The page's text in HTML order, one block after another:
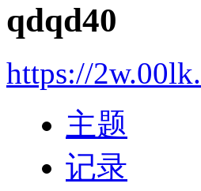
qdqd40
https://
主题
记录